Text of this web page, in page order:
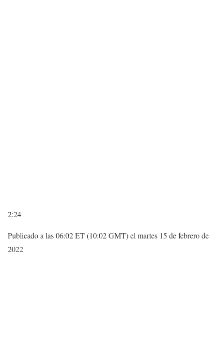
2:24
Publicado a las 06:02 ET (10:02 GMT) el martes 15 de febrero de
2022